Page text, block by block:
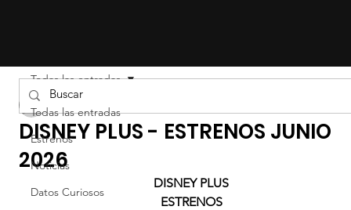
Todas las entradas
Estrenos
Noticias
Datos Curiosos
Todas las entradas
DISNEY PLUS - ESTRENOS JUNIO
2026
DISNEY PLUS
ESTRENOS